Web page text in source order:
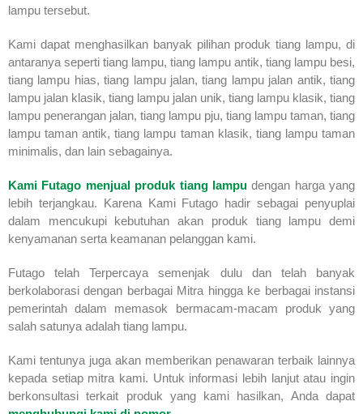
lampu tersebut.
Kami dapat menghasilkan banyak pilihan produk tiang lampu, di
antaranya seperti tiang lampu, tiang lampu antik, tiang lampu besi,
tiang lampu hias, tiang lampu jalan, tiang lampu jalan antik, tiang
lampu jalan klasik, tiang lampu jalan unik, tiang lampu klasik, tiang
lampu penerangan jalan, tiang lampu pju, tiang lampu taman, tiang
lampu taman antik, tiang lampu taman klasik, tiang lampu taman
minimalis, dan lain sebagainya.
Kami Futago menjual produk tiang lampudengan harga yang
lebih terjangkau. Karena Kami Futago hadir sebagai penyuplai
dalam mencukupi kebutuhan akan produk tiang lampu demi
kenyamanan serta keamanan pelanggan kami.
Futago telah Terpercaya semenjak dulu dan telah banyak
berkolaborasi dengan berbagai Mitra hingga ke berbagai instansi
pemerintah dalam memasok bermacam-macam produk yang
salah satunya adalah tiang lampu.
Kami tentunya juga akan memberikan penawaran terbaik lainnya
kepada setiap mitra kami. Untuk informasi lebih lanjut atau ingin
berkonsultasi terkait produk yang kami hasilkan, Anda dapat